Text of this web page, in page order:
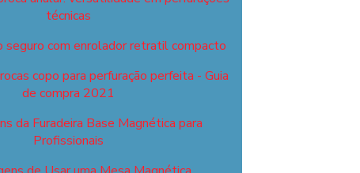
técnicas
seguro com enrolador retratil compacto
copo para perfuração perfeita - Guia
de compra 2021
da Furadeira Base Magnética para
Profissionais